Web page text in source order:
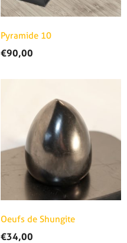
Pyramide 10
€90,00
Oeufs de Shungite
€34,00